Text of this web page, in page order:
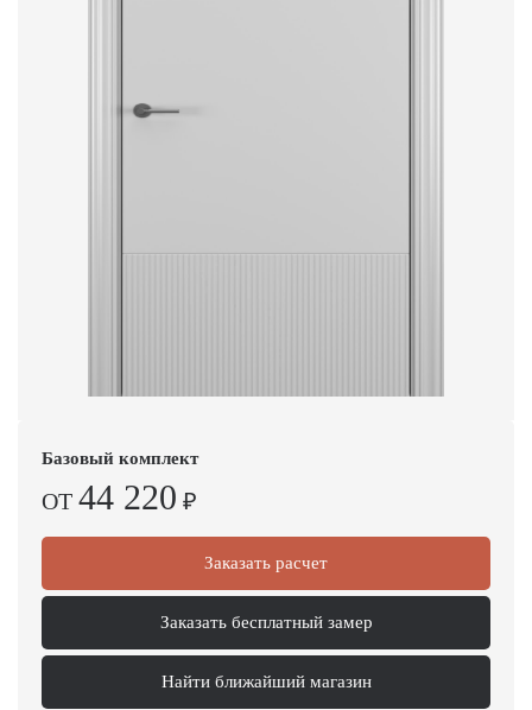
Базовый комплект
ОТ 44 220 ₽
Заказать расчет
Заказать бесплатный замер
Найти ближайший магазин